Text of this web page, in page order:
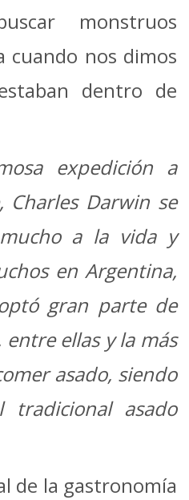
monstruos
cuando nos dimos
dentro de
expedición a
Charles Darwin se
a la vida y
en Argentina,
gran parte de
ellas y la más
asado, siendo
tradicional asado
de la gastronomía